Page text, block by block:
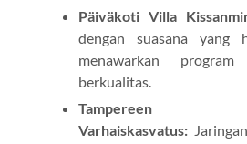
Päiväkoti Villa
dengan suasana yang
menawarkan
berkualitas.
Tampereen
Varhaiskasvatus: